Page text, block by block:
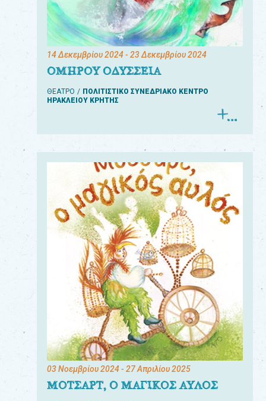
14 Δεκεμβρίου 2024- 23 Δεκεμβρίου 2024
ΟΜΗΡΟΥ ΟΔΥΣΣΕΙΑ
ΘΕΑΤΡΟ
ΠΟΛΙΤΙΣΤΙΚΟ ΣΥΝΕΔΡΙΑΚΟ ΚΕΝΤΡΟ
ΗΡΑΚΛΕΙΟΥ ΚΡΗΤΗΣ
03 Νοεμβρίου 2024- 27 Απριλίου 2025
ΜΟΤΣΑΡΤ, Ο ΜΑΓΙΚΟΣ ΑΥΛΟΣ